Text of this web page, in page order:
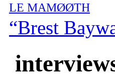
LE MAMØØTH
“Brest